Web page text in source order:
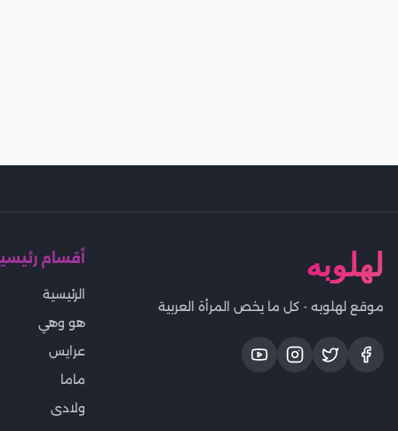
لهلوبه
موقع لهلوبه - كل ما يخص المرأة العربية
أقسام
الرئيسية
هو وهي
عرايس
ماما
ولادى